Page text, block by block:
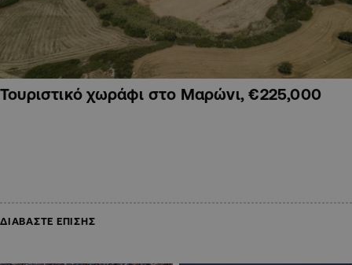
Τουριστικό χωράφι στο Μαρώνι, €225,000
ΔΙΑΒΑΣΤΕ ΕΠΙΣΗΣ